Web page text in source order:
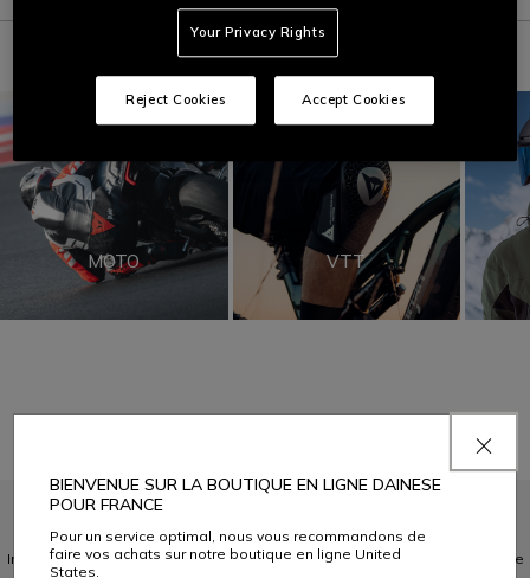
En Vedette
MOTO VTT
INSCRIVEZ-VOUS À LA COMMUNAUTÉ
Inscrivez-vous à la newsletter et bénéficiez de 10 % de réduction sur votre
BIENVENUE SUR LA BOUTIQUE EN LIGNE DAINESE
POUR FRANCE
Pour un service optimal, nous vous recommandons de
faire vos achats sur notre boutique en ligne United
States.
Your Privacy Rights
Reject Cookies Accept Cookies